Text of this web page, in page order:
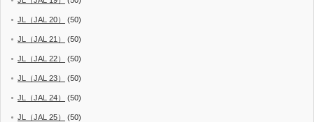
JL（JAL 20） (50)
JL（JAL 21） (50)
JL（JAL 22） (50)
JL（JAL 23） (50)
JL（JAL 24） (50)
JL（JAL 25） (50)